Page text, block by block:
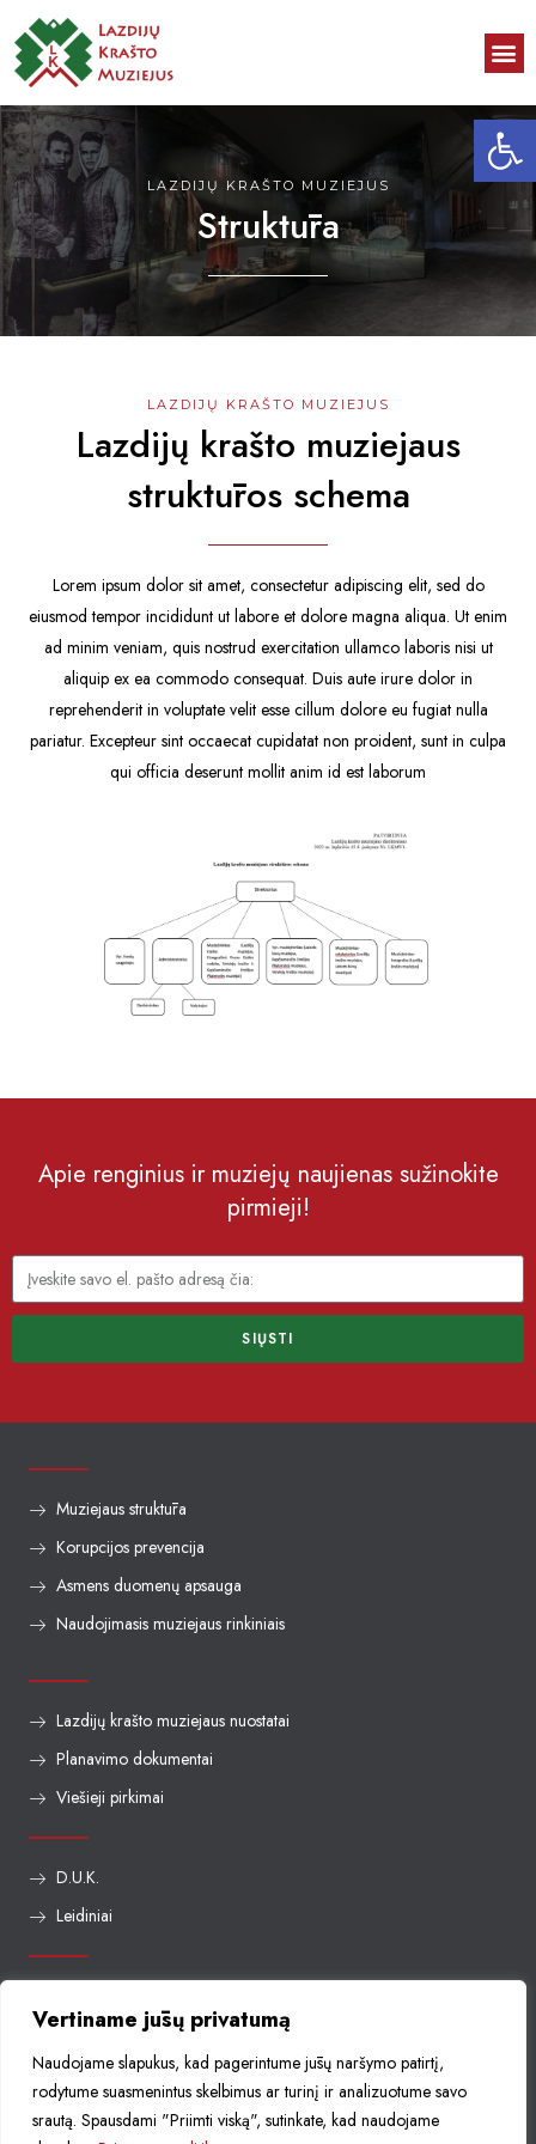
Open toolbar
Vertiname jūsų privatumą
Naudojame slapukus, kad pagerintume jūsų naršymo patirtį,
rodytume suasmenintus skelbimus ar turinį ir analizuotume savo
srautą. Spausdami "Priimti viską", sutinkate, kad naudojame
LAZDIJŲ KRAŠTO MUZIEJUS
Struktūra
LAZDIJŲ KRAŠTO MUZIEJUS
Lazdijų krašto muziejaus
struktūros schema
Lorem ipsum dolor sit amet, consectetur adipiscing elit, sed do
eiusmod tempor incididunt ut labore et dolore magna aliqua. Ut enim
ad minim veniam, quis nostrud exercitation ullamco laboris nisi ut
aliquip ex ea commodo consequat. Duis aute irure dolor in
reprehenderit in voluptate velit esse cillum dolore eu fugiat nulla
pariatur. Excepteur sint occaecat cupidatat non proident, sunt in culpa
qui officia deserunt mollit anim id est laborum
Apie renginius ir muziejų naujienas sužinokite
pirmieji!
SIŲSTI
Muziejaus struktūra
Korupcijos prevencija
Asmens duomenų apsauga
Naudojimasis muziejaus rinkiniais
Lazdijų krašto muziejaus nuostatai
Planavimo dokumentai
Viešieji pirkimai
D.U.K.
Leidiniai
info@lazdijumuziejus.lt
Seinų g. 29, 67113 Lazdijai
Facebook